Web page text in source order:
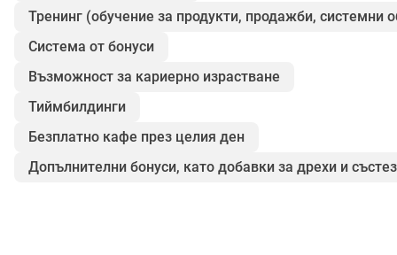
Тренинг (обучение за продукти, продажби,
Система от бонуси
Възможност за кариерно израстване
Тиймбилдинги
Безплатно кафе през целия ден
Допълнителни бонуси, като добавки за дрехи и